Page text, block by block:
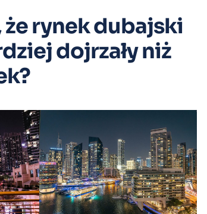
rynek dubajski
dojrzały niż